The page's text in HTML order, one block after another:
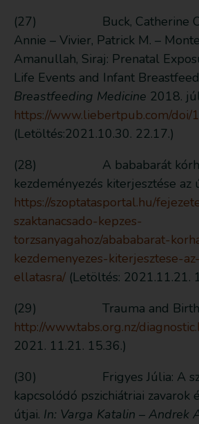
(27) Buck, Catherine O.
Annie – Vivier, Patrick M. –
Amanullah, Siraj: Prenatal
Life Events and Infant
Breastfeeding Medicine 2018.
https://www.liebertpub.com/
(Letöltés:2021.10.30. 22.17.)
(28) A bababarát
kezdeményezés kiterjesztése
https://szoptatasportal.hu/
szaktanacsado-kepzes-
torzsanyagahoz/abababarat-
kezdemenyezes-kiterjesztese-
ellatasra/ (Letöltés: 2021.11.21.
(29) Trauma and Birth
http://www.tabs.org.nz/
2021. 11.21. 15.36.)
(30) Frigyes Júlia: A
kapcsolódó pszichiátriai zavarok
útjai. In: Varga Katalin – Andrek